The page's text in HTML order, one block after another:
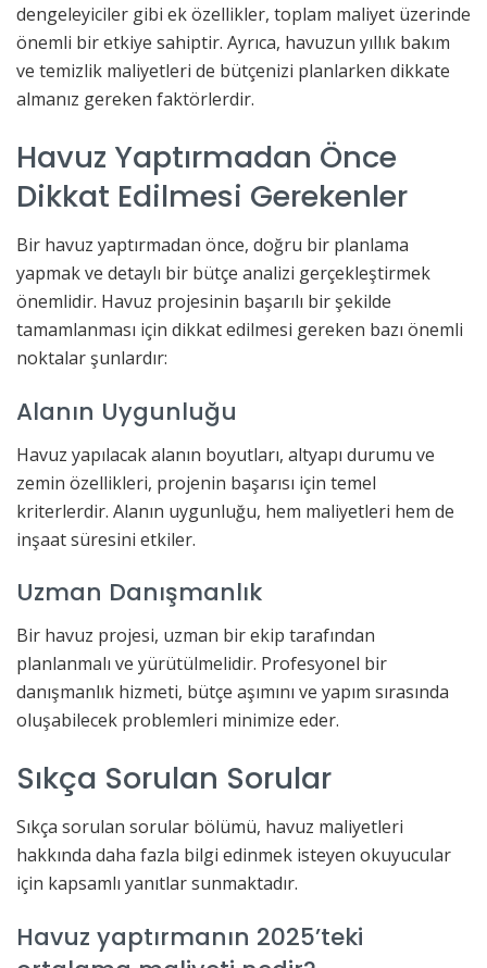
dengeleyiciler gibi ek özellikler, toplam maliyet üzerinde
önemli bir etkiye sahiptir. Ayrıca, havuzun yıllık bakım
ve temizlik maliyetleri de bütçenizi planlarken dikkate
almanız gereken faktörlerdir.
Havuz Yaptırmadan Önce
Dikkat Edilmesi Gerekenler
Bir havuz yaptırmadan önce, doğru bir planlama
yapmak ve detaylı bir bütçe analizi gerçekleştirmek
önemlidir. Havuz projesinin başarılı bir şekilde
tamamlanması için dikkat edilmesi gereken bazı önemli
noktalar şunlardır:
Alanın Uygunluğu
Havuz yapılacak alanın boyutları, altyapı durumu ve
zemin özellikleri, projenin başarısı için temel
kriterlerdir. Alanın uygunluğu, hem maliyetleri hem de
inşaat süresini etkiler.
Uzman Danışmanlık
Bir havuz projesi, uzman bir ekip tarafından
planlanmalı ve yürütülmelidir. Profesyonel bir
danışmanlık hizmeti, bütçe aşımını ve yapım sırasında
oluşabilecek problemleri minimize eder.
Sıkça Sorulan Sorular
Sıkça sorulan sorular bölümü, havuz maliyetleri
hakkında daha fazla bilgi edinmek isteyen okuyucular
için kapsamlı yanıtlar sunmaktadır.
Havuz yaptırmanın 2025’teki